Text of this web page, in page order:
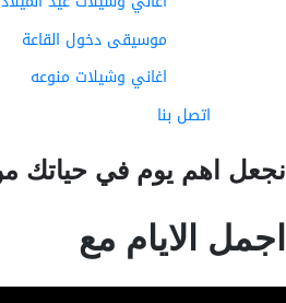
موسيقى دخول القاعة
اغاني وشيلات منوعه
اتصل بنا
اهم يوم في حياتك من
الايام مع